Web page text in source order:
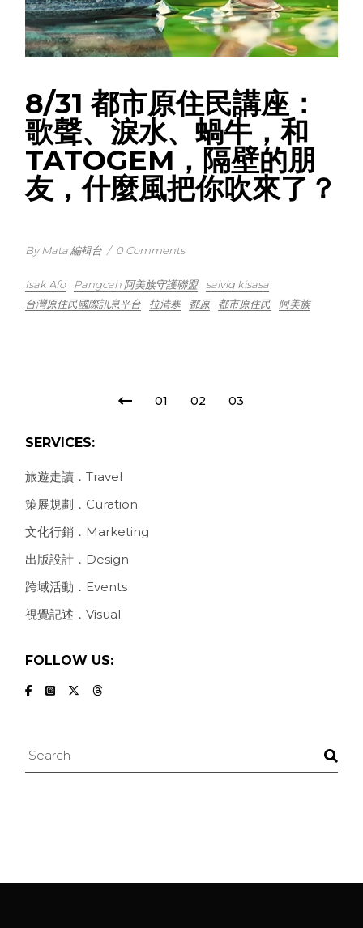
8/31 都市原住民講座：
歌聲、淚水、蝸牛，和
TATOGEM，隔壁的朋
友，什麼風把你吹來了？
By Mata 編輯台 / 0 Comments
Isak Afo Pangcah 阿美族守護聯盟
saiviq kisasa
台灣原住民國際訊息平台
拉清寒 都原 都市原住民 阿美族
POSTS
PAGINATION
01 02 03
SERVICES:
旅遊走讀．Travel
策展規劃．Curation
文化行銷．Marketing
出版設計．Design
跨域活動．Events
視覺記述．Visual
FOLLOW US:
Search